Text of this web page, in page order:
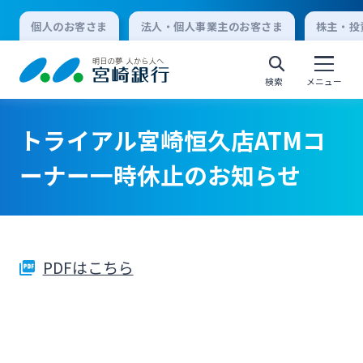
個人のお客さま 法人・個人事業主のお客さま 株主・
検索 メニュー
個人向けインターネットバンキング
ログオン
法人向けインターネットバンキング
トライアル宮崎恒久店ATMコ
ーナー一時休止のお知らせ
PDFはこちら